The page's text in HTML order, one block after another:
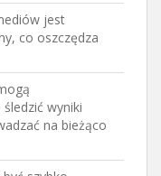
jest
co oszczędza
wyniki
na bieżąco